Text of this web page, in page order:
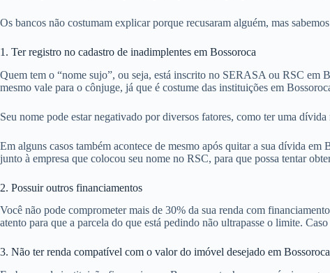
Os bancos não costumam explicar porque recusaram alguém, mas
1. Ter registro no cadastro de inadimplentes em Bossoroca
Quem tem o “nome sujo”, ou seja, está inscrito no SERASA ou RSC em
mesmo vale para o cônjuge, já que é costume das instituições em
Seu nome pode estar negativado por diversos fatores, como ter uma
Em alguns casos também acontece de mesmo após quitar a sua dívida
junto à empresa que colocou seu nome no RSC, para que possa tentar
2. Possuir outros financiamentos
Você não pode comprometer mais de 30% da sua renda com
atento para que a parcela do que está pedindo não ultrapasse o limite.
3. Não ter renda compatível com o valor do imóvel desejado em Bossoroca